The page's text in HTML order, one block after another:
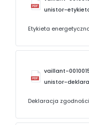
unistor-
Etykieta
vaillant-
unistor-
Deklaracja